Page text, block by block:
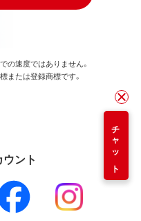
チャット
の速度ではありません。
または登録商標です。
ント